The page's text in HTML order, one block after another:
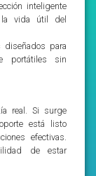
inteligente
la vida útil del
diseñados para
portátiles sin
real. Si surge
está listo
efectivas.
de estar